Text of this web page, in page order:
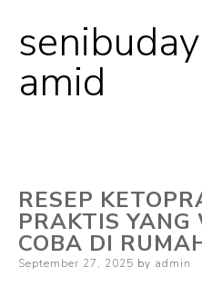
amid
RESEP
PRAKTIS YANG
COBA DI
Posted
September 27, 2025 by admin